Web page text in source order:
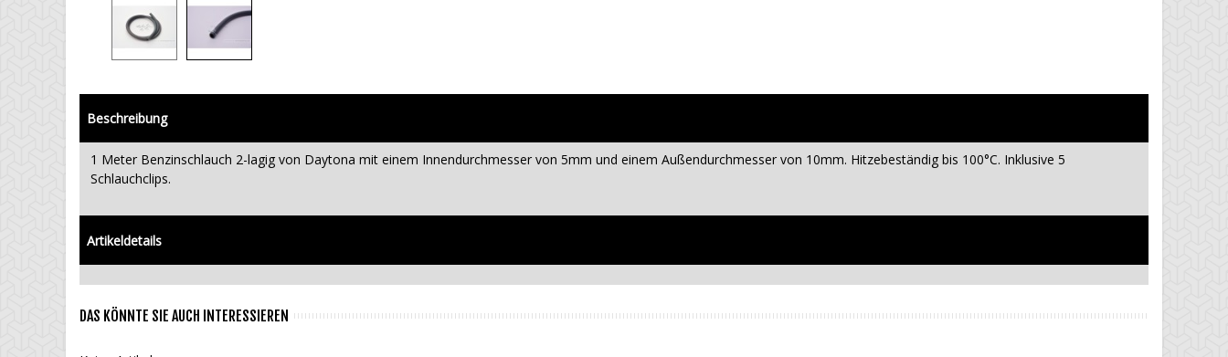
Beschreibung
1 Meter Benzinschlauch 2-lagig von Daytona mit einem Innendurchmesser von 5mm und einem Außendurchmesser von 10mm. Hitzebeständig bis 100°C. Inklusive 5
Schlauchclips.
Artikeldetails
DAS KÖNNTE SIE AUCH INTERESSIEREN